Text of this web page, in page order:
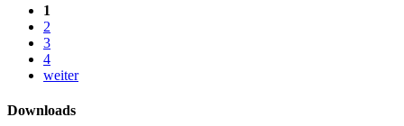
1
2
3
4
weiter
Downloads